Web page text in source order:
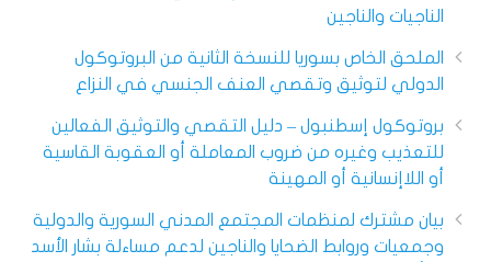
الناجيات والناجين
الملحق الخاص بسوريا للنسخة الثانية من البروتوكول
الدولي لتوثيق وتقصي العنف الجنسي في النزاع
بروتوكول إسطنبول – دليل التقصي والتوثيق الفعالين
للتعذيب وغيره من ضروب المعاملة أو العقوبة القاسية
أو اللاإنسانية أو المهينة
بيان مشترك لمنظمات المجتمع المدني السورية والدولية
وجمعيات وروابط الضحايا والناجين لدعم مساءلة بشار الأسد